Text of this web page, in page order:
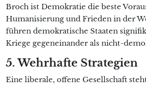
Broch ist Demokratie die beste
Humanisierung und Frieden in der
führen demokratische Staaten
Kriege gegeneinander als nicht-
5. Wehrhafte Strategien
Eine liberale, offene Gesellschaft